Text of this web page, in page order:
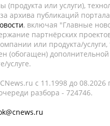
или услуги),
архива публикаций
, включая "Главные
партнёрских
или продукта/
(обогащен)
услуге.
c 11.1998 до 08.2026
разбора - 724746.